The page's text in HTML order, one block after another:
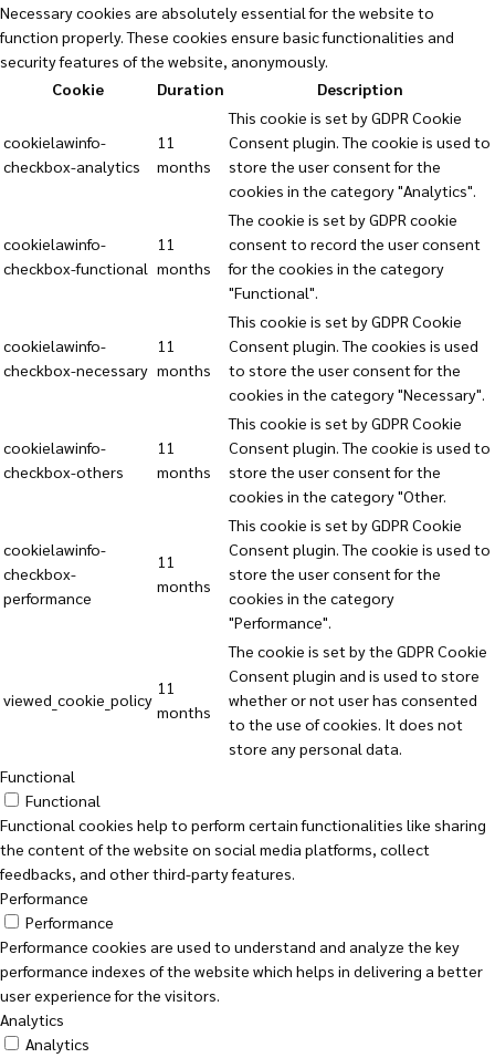
Necessary cookies are absolutely essential for the website to
function properly. These cookies ensure basic functionalities and
security features of the website, anonymously.
Cookie
Duration Description
cookielawinfo-
checkbox-analytics
11
months
This cookie is set by GDPR Cookie
Consent plugin. The cookie is used to
store the user consent for the
cookies in the category "Analytics".
cookielawinfo-
checkbox-functional
11
months
The cookie is set by GDPR cookie
consent to record the user consent
for the cookies in the category
"Functional".
cookielawinfo-
checkbox-necessary
11
months
This cookie is set by GDPR Cookie
Consent plugin. The cookies is used
to store the user consent for the
cookies in the category "Necessary".
cookielawinfo-
checkbox-others
11
months
This cookie is set by GDPR Cookie
Consent plugin. The cookie is used to
store the user consent for the
cookies in the category "Other.
cookielawinfo-
checkbox-
performance
11
months
This cookie is set by GDPR Cookie
Consent plugin. The cookie is used to
store the user consent for the
cookies in the category
"Performance".
viewed_cookie_policy
11
months
The cookie is set by the GDPR Cookie
Consent plugin and is used to store
whether or not user has consented
to the use of cookies. It does not
store any personal data.
Functional
Functional
Functional cookies help to perform certain functionalities like sharing
the content of the website on social media platforms, collect
feedbacks, and other third-party features.
Performance
Performance
Performance cookies are used to understand and analyze the key
performance indexes of the website which helps in delivering a better
user experience for the visitors.
Analytics
Analytics